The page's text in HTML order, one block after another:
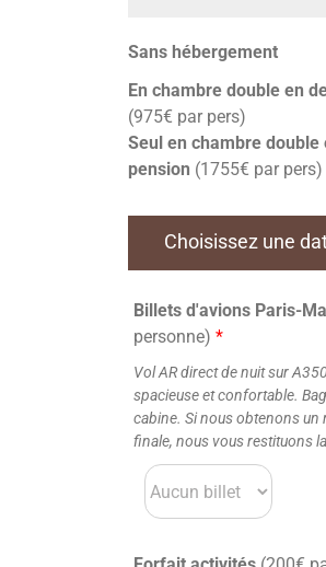
Sans hébergement
En chambre double en
(975€ par pers)
Seul en chambre double
pension (1755€ par pers)
Choisissez une
Billets d'avions Paris-
personne)*
Vol AR direct de nuit sur
spacieuse et confortable.
cabine. Si nous obtenons un
finale, nous vous restituons